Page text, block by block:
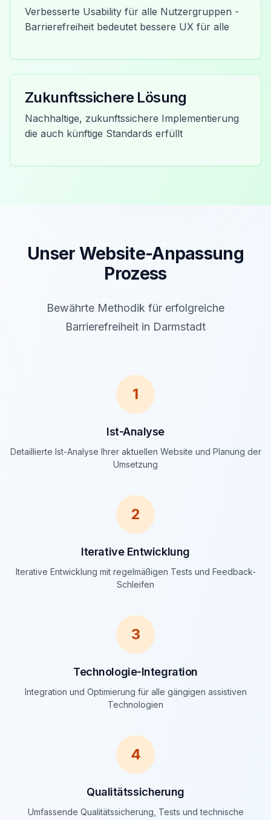
Verbesserte Usability für alle Nutzergruppen -
Barrierefreiheit bedeutet bessere UX für alle
Zukunftssichere Lösung
Nachhaltige, zukunftssichere Implementierung
die auch künftige Standards erfüllt
Unser Website-Anpassung
Prozess
Bewährte Methodik für erfolgreiche
Barrierefreiheit in Darmstadt
1
Ist-Analyse
Detaillierte Ist-Analyse Ihrer aktuellen Website und Planung der
Umsetzung
2
Iterative Entwicklung
Iterative Entwicklung mit regelmäßigen Tests und Feedback-
Schleifen
3
Technologie-Integration
Integration und Optimierung für alle gängigen assistiven
Technologien
4
Qualitätssicherung
Umfassende Qualitätssicherung, Tests und technische